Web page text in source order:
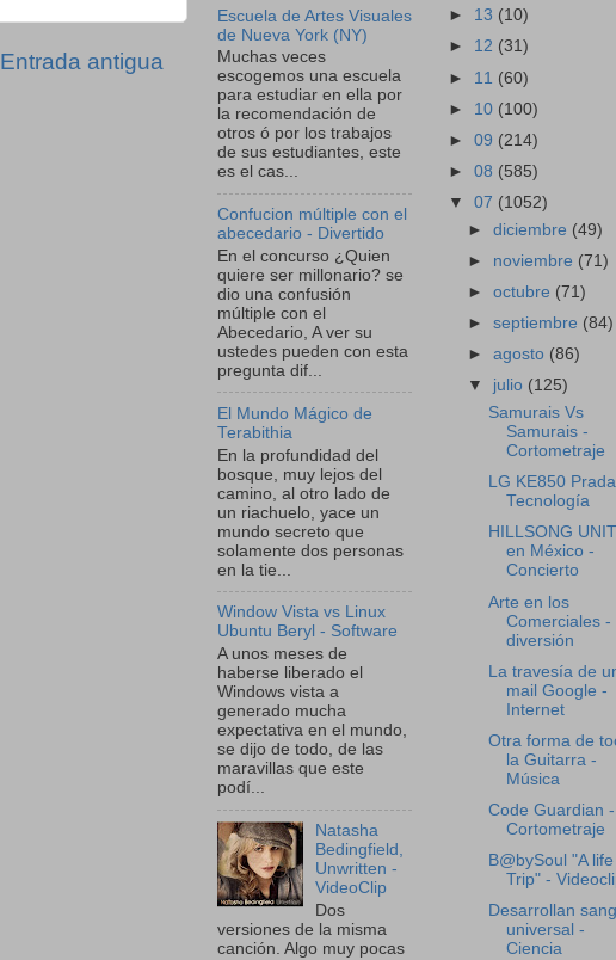
Entrada antigua
Escuela de Artes Visuales
de Nueva York (NY)
Muchas veces
escogemos una escuela
para estudiar en ella por
la recomendación de
otros ó por los trabajos
de sus estudiantes, este
es el cas...
Confucion múltiple con el
abecedario - Divertido
En el concurso ¿Quien
quiere ser millonario? se
dio una confusión
múltiple con el
Abecedario, A ver su
ustedes pueden con esta
pregunta dif...
El Mundo Mágico de
Terabithia
En la profundidad del
bosque, muy lejos del
camino, al otro lado de
un riachuelo, yace un
mundo secreto que
solamente dos personas
en la tie...
Window Vista vs Linux
Ubuntu Beryl - Software
A unos meses de
haberse liberado el
Windows vista a
generado mucha
expectativa en el mundo,
se dijo de todo, de las
maravillas que este
podí...
Natasha
Bedingfield,
Unwritten -
VideoClip
Dos
versiones de la misma
canción. Algo muy pocas
► 13 (10)
► 12 (31)
► 11 (60)
► 10 (100)
► 09 (214)
► 08 (585)
▼ 07 (1052)
►diciembre (49)
► noviembre (71)
►octubre (71)
►septiembre (84)
►agosto (86)
▼ julio (125)
Samurais Vs
Samurais -
Cortometraje
LG KE850
Tecnología
HILLSONG
en México -
Concierto
Arte en los
Comerciales -
diversión
La travesía de
mail Google -
Internet
Otra forma de
la Guitarra -
Música
Code Guardian -
Cortometraje
B@bySoul "A life
Trip" -
Desarrollan
universal -
Ciencia